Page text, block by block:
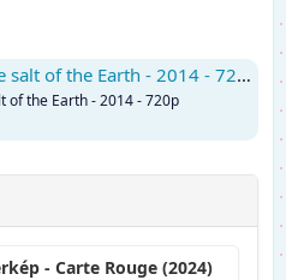
of the Earth - 2014 - 720p
of the Earth - 2014 - 720p
Vörös térkép - Carte Rouge (2024)